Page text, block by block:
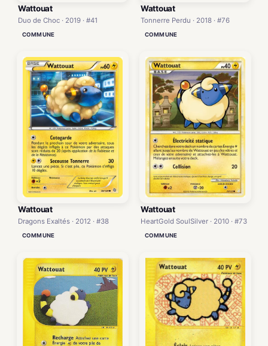
Wattouat
Duo de Choc · 2019 · #41
COMMUNE
Wattouat
Tonnerre Perdu · 2018 · #76
COMMUNE
Wattouat
Dragons Exaltés · 2012 · #38
COMMUNE
Wattouat
HeartGold SoulSilver · 2010 · #73
COMMUNE